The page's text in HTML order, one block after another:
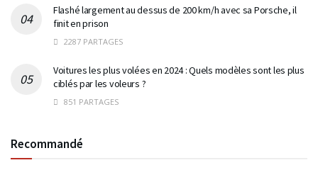
Flashé largement au dessus de 200 km/h avec sa Porsche, il
finit en prison
2287 PARTAGES
Voitures les plus volées en 2024 : Quels modèles sont les plus
ciblés par les voleurs ?
851 PARTAGES
Recommandé